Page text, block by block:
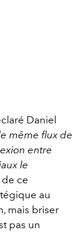
Daniel
même flux de
entre
le
ce
au
mais briser
pas un